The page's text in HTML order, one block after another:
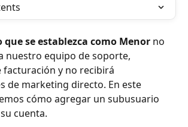
que se establezca como Menor no
nuestro equipo de soporte,
y no recibirá
de marketing directo. En este
cómo agregar un subusuario
cuenta.